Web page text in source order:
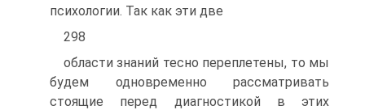
психологии. Так как эти две
298
области знаний тесно переплетены, то мы
будем одновременно рассматривать
стоящие перед диагностикой в этих